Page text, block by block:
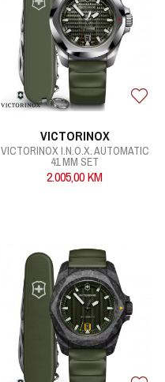
VICTORINOX
VICTORINOX I.N.O.X. AUTOMATIC
41 MM SET
2.005,00KM